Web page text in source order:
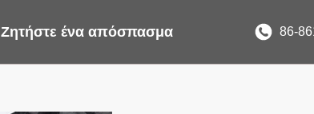
Ζητήστε ένα απόσπασμα 86-